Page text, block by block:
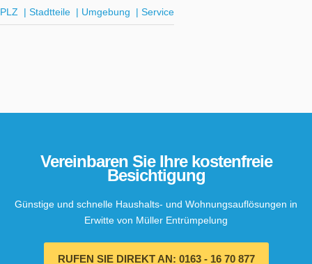
PLZ | Stadtteile | Umgebung | Service
Vereinbaren Sie Ihre kostenfreie
Besichtigung
Günstige und schnelle Haushalts- und Wohnungsauflösungen in
Erwitte von Müller Entrümpelung
RUFEN SIE DIREKT AN: 0163 - 16 70 877